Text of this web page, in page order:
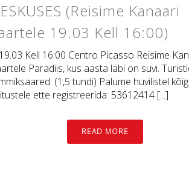
(Reisime Kanaari
19.03 Kell 16:00)
Kell 16:00 Centro Picasso Reisime
Paradiis, kus aasta läbi on suvi.
(1,5 tundi) Palume huvilistel
ette registreerida: 53612414 [...]
READ MORE